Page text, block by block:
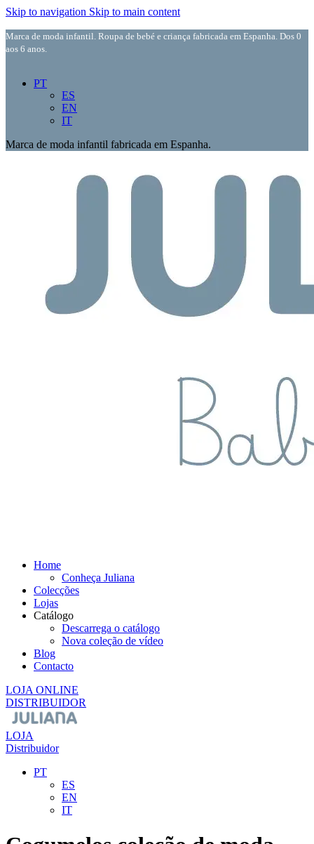
Skip to navigation Skip to main content
Marca de moda infantil. Roupa de bebé e criança fabricada em Espanha. Dos 0
aos 6 anos.
PT
ES
EN
IT
Marca de moda infantil fabricada em Espanha.
Home
Conheça Juliana
Colecções
Lojas
Catálogo
Descarrega o catálogo
Nova coleção de vídeo
Blog
Contacto
LOJA ONLINE
DISTRIBUIDOR
LOJA
Distribuidor
PT
ES
EN
IT